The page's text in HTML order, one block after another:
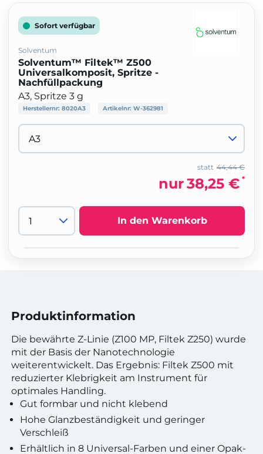
Sofort verfügbar
Solventum
Solventum™ Filtek™ Z500
Universalkomposit, Spritze -
Nachfüllpackung
A3, Spritze 3 g
Herstellernr: 8020A3 Artikelnr: W-362981
44,44 €
statt
nur38,25 € *
In den Warenkorb
Produktinformation
Die bewährte Z-Linie (Z100 MP, Filtek Z250) wurde
mit der Basis der Nanotechnologie
weiterentwickelt. Das Ergebnis: Filtek Z500 mit
reduzierter Klebrigkeit am Instrument für
optimales Handling.
Gut formbar und nicht klebend
Hohe Glanzbeständigkeit und geringer
Verschleiß
Erhältlich in 8 Universal-Farben und einer Opak-